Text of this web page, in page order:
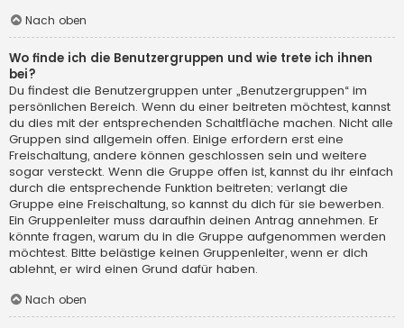
Nach oben
Wo finde ich die Benutzergruppen und wie trete ich ihnen
bei?
Du findest die Benutzergruppen unter „Benutzergruppen“ im
persönlichen Bereich. Wenn du einer beitreten möchtest, kannst
du dies mit der entsprechenden Schaltfläche machen. Nicht alle
Gruppen sind allgemein offen. Einige erfordern erst eine
Freischaltung, andere können geschlossen sein und weitere
sogar versteckt. Wenn die Gruppe offen ist, kannst du ihr einfach
durch die entsprechende Funktion beitreten; verlangt die
Gruppe eine Freischaltung, so kannst du dich für sie bewerben.
Ein Gruppenleiter muss daraufhin deinen Antrag annehmen. Er
könnte fragen, warum du in die Gruppe aufgenommen werden
möchtest. Bitte belästige keinen Gruppenleiter, wenn er dich
ablehnt, er wird einen Grund dafür haben.
Nach oben